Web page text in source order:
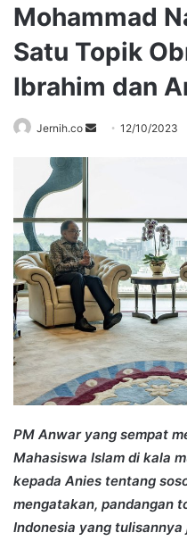
Mohammad
Satu Topik
Ibrahim dan
Jernih.co
Send12/10/2023
PM Anwar yang sempat
Mahasiswa Islam di kala
kepada Anies tentang
mengatakan, pandangan
Indonesia yang